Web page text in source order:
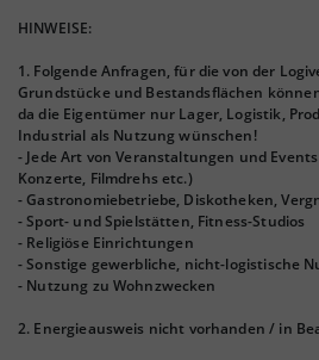
HINWEISE:
1. Folgende Anfragen, für die von der
Grundstücke und Bestandsflächen
da die Eigentümer nur Lager, Logistik,
Industrial als Nutzung wünschen!
- Jede Art von Veranstaltungen und
Konzerte, Filmdrehs etc.)
- Gastronomiebetriebe, Diskotheken,
- Sport- und Spielstätten, Fitness-Studios
- Religiöse Einrichtungen
- Sonstige gewerbliche, nicht-logistische
- Nutzung zu Wohnzwecken
2. Energieausweis nicht vorhanden / in